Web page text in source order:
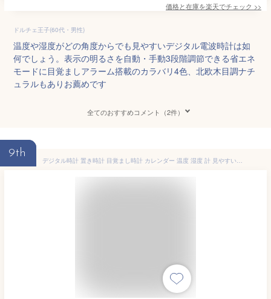
価格と在庫を楽天でチェック >>
ドルチェ王子(60代・男性)
温度や湿度がどの角度からでも見やすいデジタル電波時計は如
何でしょう。表示の明るさを自動・手動3段階調節できる省エネ
モードに目覚ましアラーム搭載のカラバリ4色、北欧木目調ナチ
ュラルもありお薦めです
全てのおすすめコメント（2件）
9th
デジタル時計 置き時計 目覚まし時計 カレンダー 温度 湿度 計 見やすい大画面表示 アラーム スヌーズ機能付き